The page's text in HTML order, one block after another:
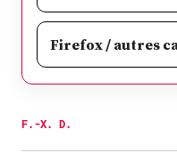
Firefox / autres
F.-X. D.